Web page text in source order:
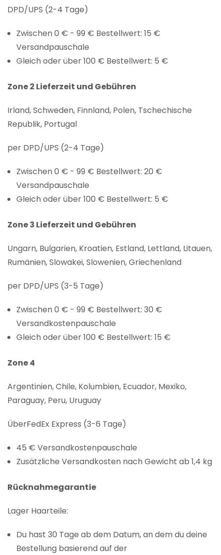
DPD/UPS (2-4 Tage)
Zwischen 0 € - 99 € Bestellwert: 15 €
Versandpauschale
Gleich oder über 100 € Bestellwert: 5 €
Zone 2 Lieferzeit und Gebühren
Irland, Schweden, Finnland, Polen, Tschechische
Republik, Portugal
per DPD/UPS (2-4 Tage)
Zwischen 0 € - 99 € Bestellwert: 20 €
Versandpauschale
Gleich oder über 100 € Bestellwert: 5 €
Zone 3 Lieferzeit und Gebühren
Ungarn, Bulgarien, Kroatien, Estland, Lettland, Litauen,
Rumänien, Slowakei, Slowenien, Griechenland
per DPD/UPS (3-5 Tage)
Zwischen 0 € - 99 € Bestellwert: 30 €
Versandkostenpauschale
Gleich oder über 100 € Bestellwert: 15 €
Zone 4
Argentinien, Chile, Kolumbien, Ecuador, Mexiko,
Paraguay, Peru, Uruguay
ÜberFedEx Express (3-6 Tage)
45 € Versandkostenpauschale
Zusätzliche Versandkosten nach Gewicht ab 1,4 kg
Rücknahmegarantie
Lager Haarteile:
Du hast 30 Tage ab dem Datum, an dem du deine
Bestellung basierend auf der